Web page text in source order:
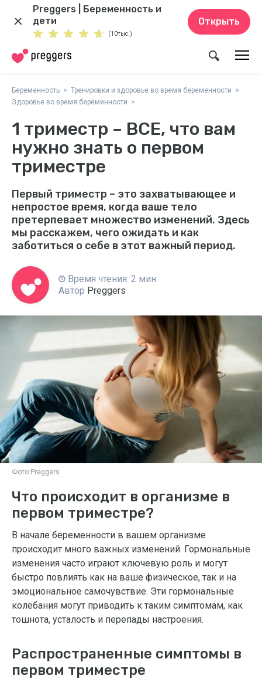
Preggers | Беременность и
дети
(10тыс.)
Открыть
Беременность
Тренировки и здоровье во время беременности
Здоровье во время беременности
1 триместр – ВСЕ, что вам
нужно знать о первом
триместре
Первый триместр – это захватывающее и
непростое время, когда ваше тело
претерпевает множество изменений. Здесь
мы расскажем, чего ожидать и как
заботиться о себе в этот важный период.
Время чтения: 2 мин
Автор Preggers
Фото: Preggers
Что происходит в организме в
первом триместре?
В начале беременности в вашем организме
происходит много важных изменений. Гормональные
изменения часто играют ключевую роль и могут
быстро повлиять как на ваше физическое, так и на
эмоциональное самочувствие. Эти гормональные
колебания могут приводить к таким симптомам, как
тошнота, усталость и перепады настроения.
Распространенные симптомы в
первом триместре